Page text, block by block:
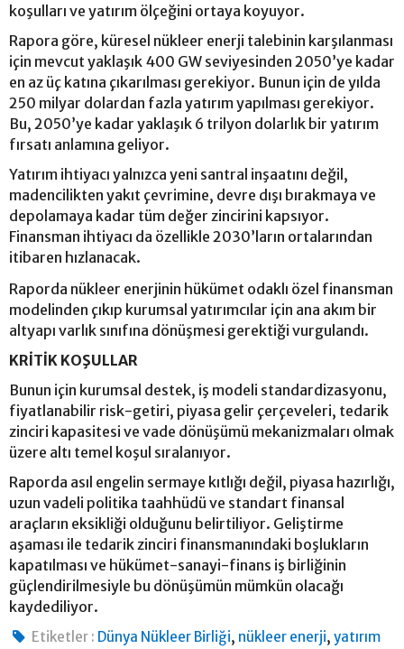
koşulları ve yatırım ölçeğini ortaya koyuyor.
Rapora göre, küresel nükleer enerji talebinin karşılanması
için mevcut yaklaşık 400 GW seviyesinden 2050’ye kadar
en az üç katına çıkarılması gerekiyor. Bunun için de yılda
250 milyar dolardan fazla yatırım yapılması gerekiyor.
Bu, 2050’ye kadar yaklaşık 6 trilyon dolarlık bir yatırım
fırsatı anlamına geliyor.
Yatırım ihtiyacı yalnızca yeni santral inşaatını değil,
madencilikten yakıt çevrimine, devre dışı bırakmaya ve
depolamaya kadar tüm değer zincirini kapsıyor.
Finansman ihtiyacı da özellikle 2030’ların ortalarından
itibaren hızlanacak.
Raporda nükleer enerjinin hükümet odaklı özel finansman
modelinden çıkıp kurumsal yatırımcılar için ana akım bir
altyapı varlık sınıfına dönüşmesi gerektiği vurgulandı.
KRİTİK KOŞULLAR
Bunun için kurumsal destek, iş modeli standardizasyonu,
fiyatlanabilir risk-getiri, piyasa gelir çerçeveleri, tedarik
zinciri kapasitesi ve vade dönüşümü mekanizmaları olmak
üzere altı temel koşul sıralanıyor.
Raporda asıl engelin sermaye kıtlığı değil, piyasa hazırlığı,
uzun vadeli politika taahhüdü ve standart finansal
araçların eksikliği olduğunu belirtiliyor. Geliştirme
aşaması ile tedarik zinciri finansmanındaki boşlukların
kapatılması ve hükümet-sanayi-finans iş birliğinin
güçlendirilmesiyle bu dönüşümün mümkün olacağı
kaydediliyor.
Etiketler : Dünya Nükleer Birliği, nükleer enerji,yatırım